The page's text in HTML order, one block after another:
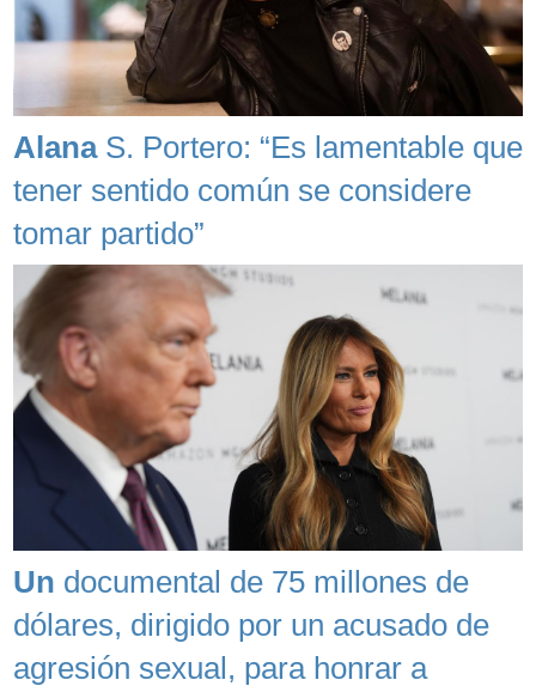
AlanaS. Portero: “Es lamentable que
tener sentido común se considere
tomar partido”
Un documental de 75 millones de
dólares, dirigido por un acusado de
agresión sexual, para honrar a